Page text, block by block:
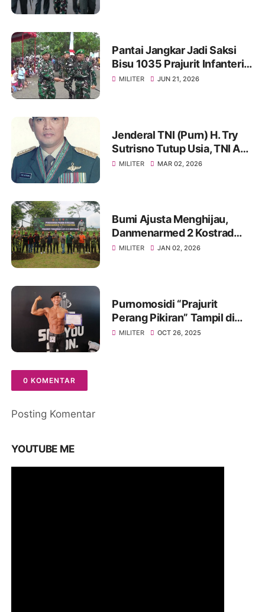
Pantai Jangkar Jadi Saksi
Bisu 1035 Prajurit Infanteri,
Ikuti Tradisi Pembaretan
MILITER JUN 21, 2026
Jenderal TNI (Purn) H. Try
Sutrisno Tutup Usia, TNI AD
Berduka
MILITER MAR 02, 2026
Bumi Ajusta Menghijau,
Danmenarmed 2 Kostrad
Pimpin Gerakan Tanam
MILITER JAN 02, 2026
Purnomosidi “Prajurit
Perang Pikiran” Tampil di
Body Contest Piala Wali
MILITER OCT 26, 2025
0 KOMENTAR
Posting Komentar
YOUTUBE ME